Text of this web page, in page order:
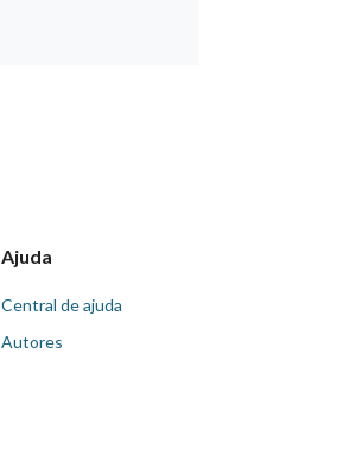
Ajuda
Central de ajuda
Autores